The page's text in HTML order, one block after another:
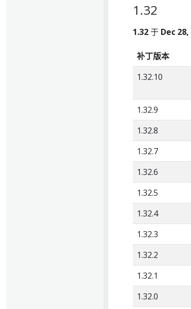
1.32
1.32于 Dec
补丁版本
1.32.10
1.32.9
1.32.8
1.32.7
1.32.6
1.32.5
1.32.4
1.32.3
1.32.2
1.32.1
1.32.0